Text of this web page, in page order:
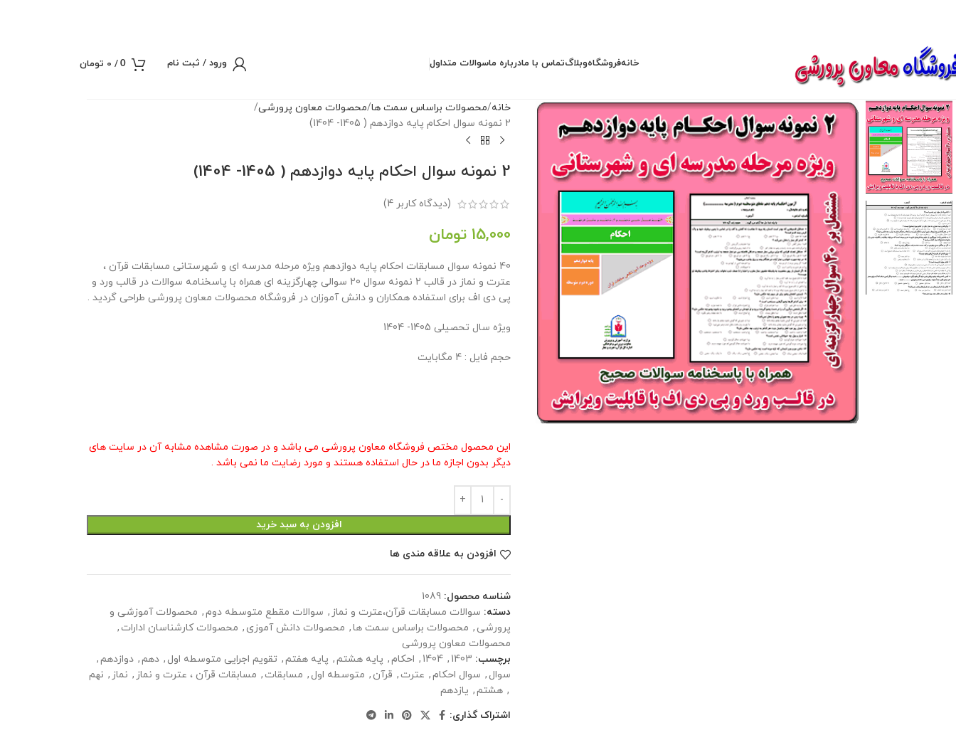
خانهفروشگاهوبلاگتماس با مادرباره ماسوالات متداول ورود / ثبت نام 0
/
0 تومان
خانه محصولات براساس سمت ها محصولات معاون پرورشی
2 نمونه سوال احکام پایه دوازدهم ( 1405- 1404)
2 نمونه سوال احکام پایه دوازدهم ( 1405- 1404)
(دیدگاه کاربر 4
)
15,000 تومان
40 نمونه سوال مسابقات احکام پایه دوازدهم ویژه مرحله مدرسه ای و شهرستانی مسابقات قرآن ،
عترت و نماز در قالب 2 نمونه سوال 20 سوالی چهارگزینه ای همراه با پاسخنامه سوالات در قالب ورد و
پی دی اف برای استفاده همکاران و دانش آموزان در فروشگاه محصولات معاون پرورشی طراحی گردید .
ویژه سال تحصیلی 1405- 1404
حجم فایل : 4 مگابایت
این محصول مختص فروشگاه معاون پرورشی می باشد و در صورت مشاهده مشابه آن در سایت های
دیگر بدون اجازه ما در حال استفاده هستند و مورد رضایت ما نمی باشد .
افزودن به سبد خرید
افزودن به علاقه مندی ها
شناسه محصول: 1089
دسته: سوالات مسابقات قرآن،عترت و نماز , سوالات مقطع متوسطه دوم, محصولات آموزشی و
پرورشی , محصولات براساس سمت ها, محصولات دانش آموزی , محصولات کارشناسان ادارات ,
محصولات معاون پرورشی
برچسب: 1403
,
1404
, احکام, پایه هشتم, پایه هفتم, تقویم اجرایی متوسطه اول , دهم, دوازدهم,
سوال , سوال احکام, عترت , قرآن , متوسطه اول , مسابقات , مسابقات قرآن ، عترت و نماز , نماز , نهم
, هشتم, یازدهم
اشتراک گذاری: